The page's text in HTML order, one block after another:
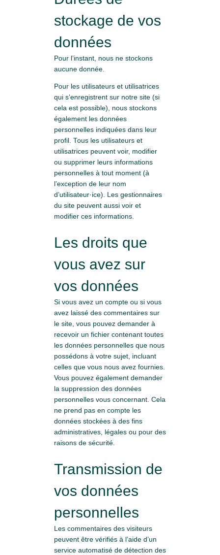
stockage de vos
données
Pour l’instant, nous ne stockons
aucune donnée.
Pour les utilisateurs et utilisatrices
qui s’enregistrent sur notre site (si
cela est possible), nous stockons
également les données
personnelles indiquées dans leur
profil. Tous les utilisateurs et
utilisatrices peuvent voir, modifier
ou supprimer leurs informations
personnelles à tout moment (à
l’exception de leur nom
d’utilisateur·ice). Les gestionnaires
du site peuvent aussi voir et
modifier ces informations.
Les droits que
vous avez sur
vos données
Si vous avez un compte ou si vous
avez laissé des commentaires sur
le site, vous pouvez demander à
recevoir un fichier contenant toutes
les données personnelles que nous
possédons à votre sujet, incluant
celles que vous nous avez fournies.
Vous pouvez également demander
la suppression des données
personnelles vous concernant. Cela
ne prend pas en compte les
données stockées à des fins
administratives, légales ou pour des
raisons de sécurité.
Transmission de
vos données
personnelles
Les commentaires des visiteurs
peuvent être vérifiés à l’aide d’un
service automatisé de détection des